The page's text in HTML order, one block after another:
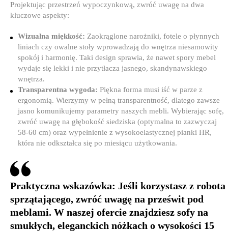
Projektując przestrzeń wypoczynkową, zwróć uwagę na dwa
kluczowe aspekty:
Wizualna miękkość: Zaokrąglone narożniki, fotele o płynnych
liniach czy owalne stoły wprowadzają do wnętrza niesamowity
spokój i harmonię. Taki design sprawia, że nawet spory mebel
wydaje się lekki i nie przytłacza jasnego, skandynawskiego
wnętrza.
Transparentna wygoda: Piękna forma musi iść w parze z
ergonomią. Wierzymy w pełną transparentność, dlatego zawsze
jasno komunikujemy parametry naszych mebli. Wybierając sofę,
zwróć uwagę na głębokość siedziska (optymalna to zazwyczaj
58-60 cm) oraz wypełnienie z wysokoelastycznej pianki HR,
która nie odkształca się po miesiącu użytkowania.
Praktyczna wskazówka: Jeśli korzystasz z robota
sprzątającego, zwróć uwagę na prześwit pod
meblami. W naszej ofercie znajdziesz sofy na
smukłych, eleganckich nóżkach o wysokości 15